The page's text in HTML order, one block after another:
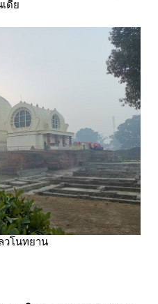
ดีย
วโนทยาน